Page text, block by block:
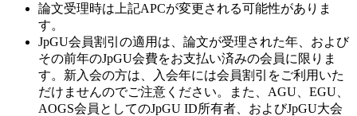
論文受理時は上記APCが変更される可能性がありま
す。
JpGU会員割引の適用は、論文が受理された年、および
その前年のJpGU会費をお支払い済みの会員に限りま
す。新入会の方は、入会年には会員割引をご利用いた
だけませんのでご注意ください。また、AGU、EGU、
AOGS会員としてのJpGU ID所有者、およびJpGU大会